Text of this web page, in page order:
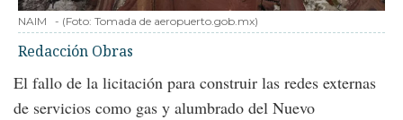
NAIM - (Foto: Tomada de aeropuerto.gob.mx)
Redacción Obras
El fallo de la licitación para construir las redes externas
de servicios como gas y alumbrado del Nuevo